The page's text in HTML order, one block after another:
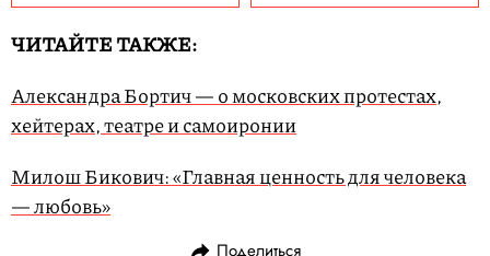
ЧИТАЙТЕ ТАКЖЕ:
Александра Бортич — о московских протестах,
хейтерах, театре и самоиронии
Милош Бикович: «Главная ценность для человека
— любовь»
Поделиться